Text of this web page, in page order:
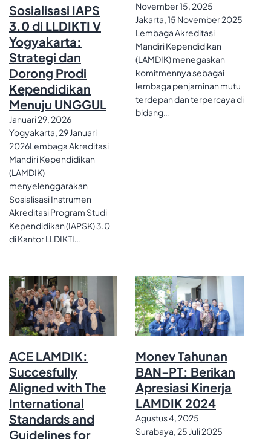
Sosialisasi IAPS
3.0 di LLDIKTI V
Yogyakarta:
Strategi dan
Dorong Prodi
Kependidikan
Menuju UNGGUL
Januari 29, 2026
Yogyakarta, 29 Januari
2026Lembaga Akreditasi
Mandiri Kependidikan
(LAMDIK)
menyelenggarakan
Sosialisasi Instrumen
Akreditasi Program Studi
Kependidikan (IAPSK) 3.0
di Kantor LLDIKTI…
November 15, 2025
Jakarta, 15 November 2025
Lembaga Akreditasi
Mandiri Kependidikan
(LAMDIK) menegaskan
komitmennya sebagai
lembaga penjaminan mutu
terdepan dan terpercaya di
bidang…
ACE LAMDIK:
Succesfully
Aligned with The
International
Standards and
Guidelines for
Monev Tahunan
BAN-PT: Berikan
Apresiasi Kinerja
LAMDIK 2024
Agustus 4, 2025
Surabaya, 25 Juli 2025